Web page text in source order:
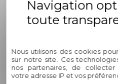
Store zip Castanet-
Carport photovoltaïque
Store enrouleur Castanet-
Carport solaire Castanet-
Carport aluminium
Moustiquaire enroulable
Moustiquaire baie vitrée
Nous utilisons des cookies
sur notre site. Ces
nos partenaires, de
votre adresse IP et vos